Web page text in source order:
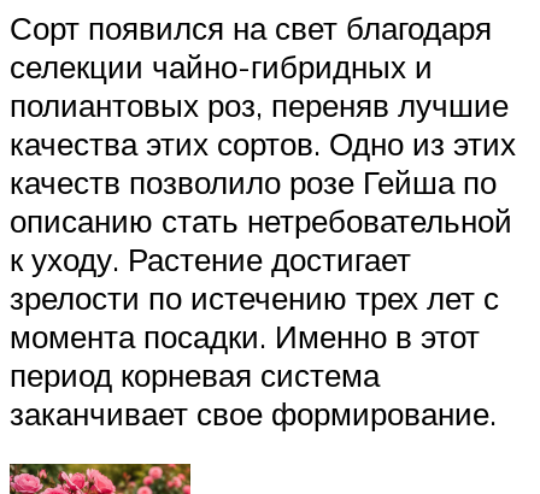
Сорт появился на свет благодаря
селекции чайно-гибридных и
полиантовых роз, переняв лучшие
качества этих сортов. Одно из этих
качеств позволило розе Гейша по
описанию стать нетребовательной
к уходу. Растение достигает
зрелости по истечению трех лет с
момента посадки. Именно в этот
период корневая система
заканчивает свое формирование.